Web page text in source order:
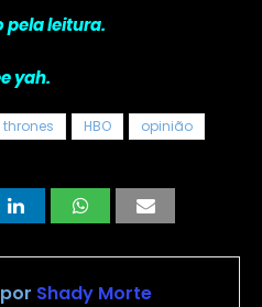
pela leitura.
yah.
HBO
opinião
Shady Morte